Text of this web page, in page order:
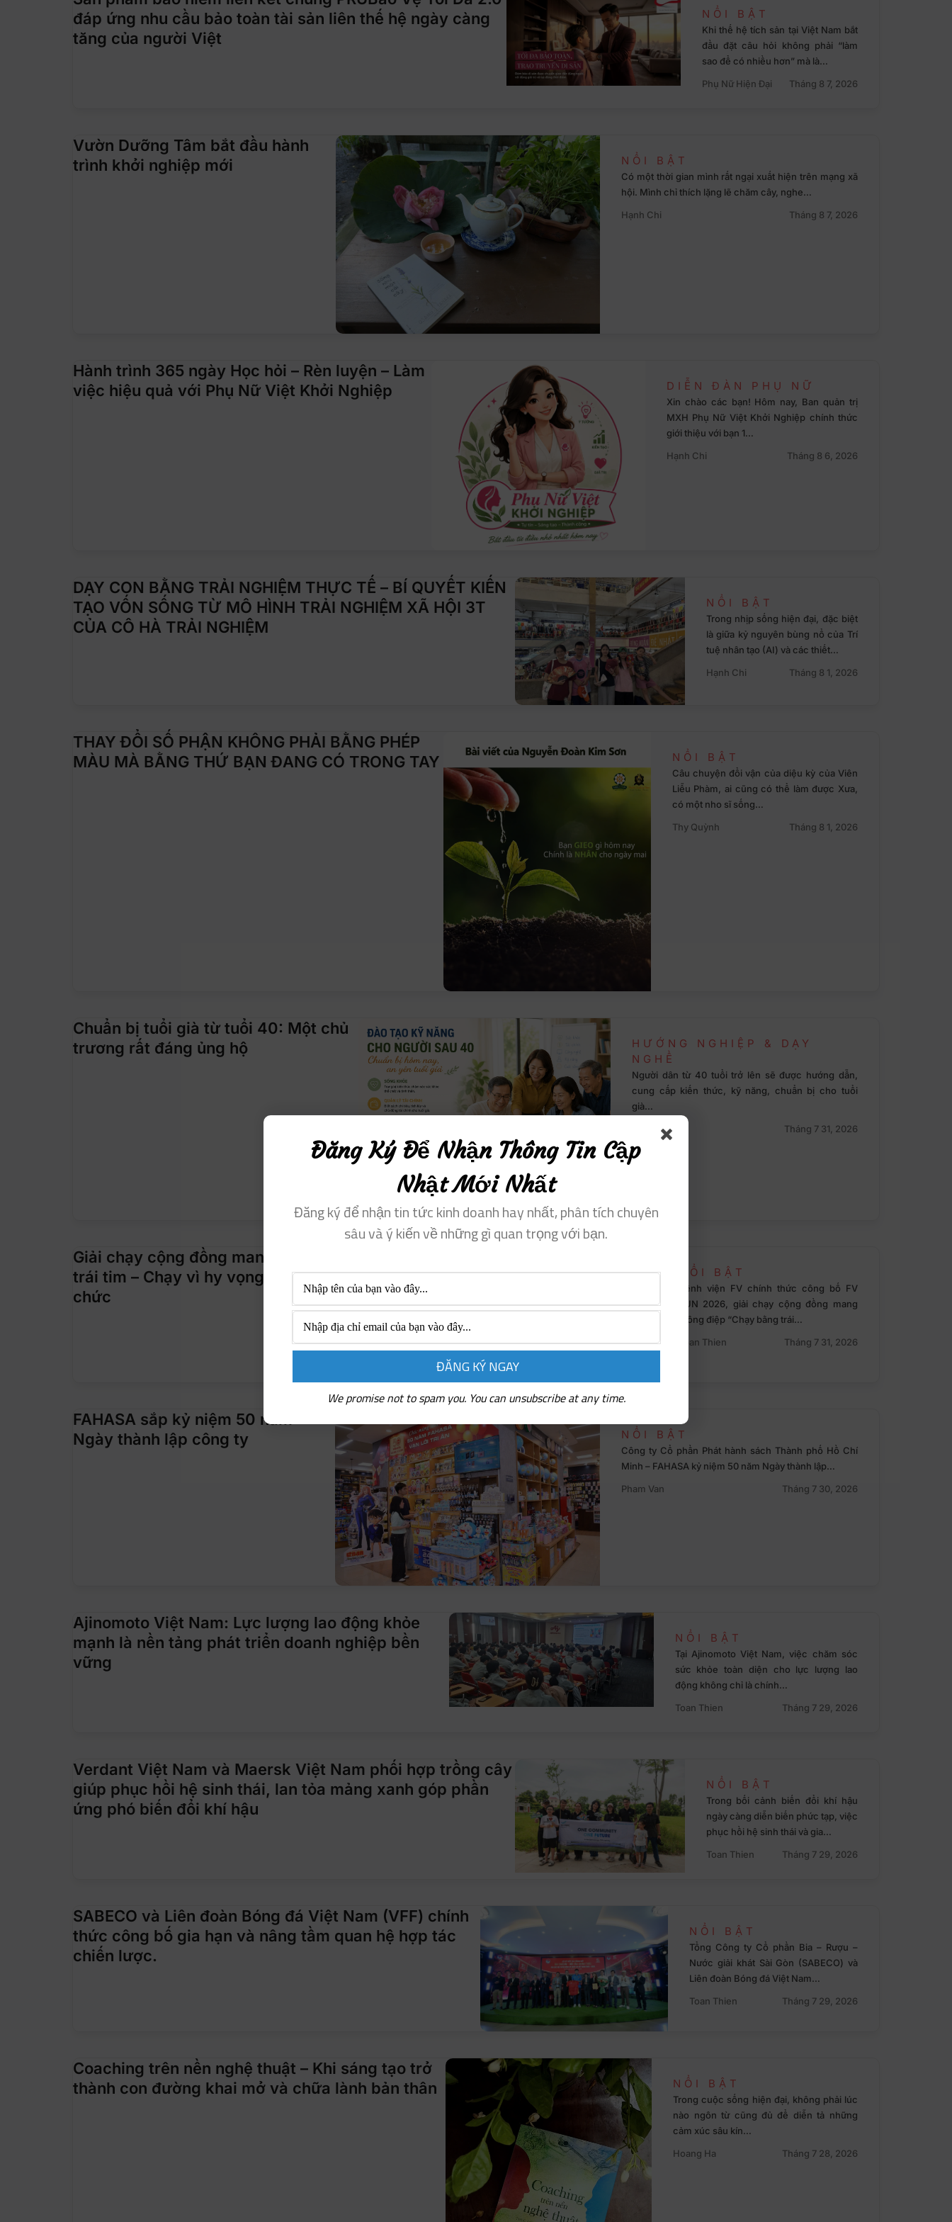
đáp ứng nhu cầu bảo toàn tài sản liên thế hệ ngày càng
tăng của người Việt
NỔI BẬT
Khi thế hệ tích sản tại Việt Nam bắt
đầu đặt câu hỏi không phải “làm
sao để có nhiều hơn” mà là…
Phụ Nữ Hiện Đại
Tháng 8 7, 2026
Vườn Dưỡng Tâm bắt đầu hành
trình khởi nghiệp mới
NỔI BẬT
Có một thời gian mình rất ngại xuất hiện trên mạng xã
hội. Mình chỉ thích lặng lẽ chăm cây, nghe…
Hạnh Chi
Tháng 8 7, 2026
Hành trình 365 ngày Học hỏi – Rèn luyện – Làm
việc hiệu quả với Phụ Nữ Việt Khởi Nghiệp
DIỄN ĐÀN PHỤ NỮ
Xin chào các bạn! Hôm nay, Ban quản trị
MXH Phụ Nữ Việt Khởi Nghiệp chính thức
giới thiệu với bạn 1…
Hạnh Chi
Tháng 8 6, 2026
DẠY CON BẰNG TRẢI NGHIỆM THỰC TẾ – BÍ QUYẾT KIẾN
TẠO VỐN SỐNG TỪ MÔ HÌNH TRẢI NGHIỆM XÃ HỘI 3T
CỦA CÔ HÀ TRẢI NGHIỆM
NỔI BẬT
Trong nhịp sống hiện đại, đặc biệt
là giữa kỷ nguyên bùng nổ của Trí
tuệ nhân tạo (AI) và các thiết…
Hạnh Chi
Tháng 8 1, 2026
THAY ĐỔI SỐ PHẬN KHÔNG PHẢI BẰNG PHÉP
MÀU MÀ BẰNG THỨ BẠN ĐANG CÓ TRONG TAY
NỔI BẬT
Câu chuyện đổi vận của diệu kỳ của Viên
Liễu Phàm, ai cũng có thể làm được Xưa,
có một nho sĩ sống…
Thy Quỳnh
Tháng 8 1, 2026
Chuẩn bị tuổi già từ tuổi 40: Một chủ
trương rất đáng ủng hộ
HƯỚNG NGHIỆP & DẠY
NGHỀ
Người dân từ 40 tuổi trở lên sẽ được hướng dẫn,
cung cấp kiến thức, kỹ năng, chuẩn bị cho tuổi
già…
Hạnh Chi
Tháng 7 31, 2026
Giải chạy cộng đồng mang thông điệp “Chạy bằng
trái tim – Chạy vì hy vọng” do Bệnh viện FV tổ
chức
NỔI BẬT
Bệnh viện FV chính thức công bố FV
RUN 2026, giải chạy cộng đồng mang
thông điệp “Chạy bằng trái…
Toan Thien
Tháng 7 31, 2026
FAHASA sắp kỷ niệm 50 năm
Ngày thành lập công ty
NỔI BẬT
Công ty Cổ phần Phát hành sách Thành phố Hồ Chí
Minh – FAHASA kỷ niệm 50 năm Ngày thành lập…
Pham Van
Tháng 7 30, 2026
Ajinomoto Việt Nam: Lực lượng lao động khỏe
mạnh là nền tảng phát triển doanh nghiệp bền
vững
NỔI BẬT
Tại Ajinomoto Việt Nam, việc chăm sóc
sức khỏe toàn diện cho lực lượng lao
động không chỉ là chính…
Toan Thien
Tháng 7 29, 2026
Verdant Việt Nam và Maersk Việt Nam phối hợp trồng cây
giúp phục hồi hệ sinh thái, lan tỏa mảng xanh góp phần
ứng phó biến đổi khí hậu
NỔI BẬT
Trong bối cảnh biến đổi khí hậu
ngày càng diễn biến phức tạp, việc
phục hồi hệ sinh thái và gia…
Toan Thien
Tháng 7 29, 2026
SABECO và Liên đoàn Bóng đá Việt Nam (VFF) chính
thức công bố gia hạn và nâng tầm quan hệ hợp tác
chiến lược.
NỔI BẬT
Tổng Công ty Cổ phần Bia – Rượu –
Nước giải khát Sài Gòn (SABECO) và
Liên đoàn Bóng đá Việt Nam…
Toan Thien
Tháng 7 29, 2026
Coaching trên nền nghệ thuật – Khi sáng tạo trở
thành con đường khai mở và chữa lành bản thân
NỔI BẬT
Trong cuộc sống hiện đại, không phải lúc
nào ngôn từ cũng đủ để diễn tả những
cảm xúc sâu kín…
Hoang Ha
Tháng 7 28, 2026
Đăng Ký Để Nhận Thông Tin Cập
Nhật Mới Nhất
Đăng ký để nhận tin tức kinh doanh hay nhất, phân tích chuyên
sâu và ý kiến ​​về những gì quan trọng với bạn.
We promise not to spam you. You can unsubscribe at any time.